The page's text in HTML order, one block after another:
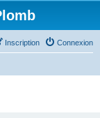
Connexion
Inscription